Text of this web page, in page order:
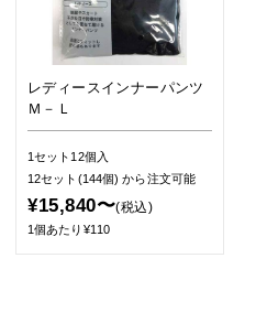
レディースインナーパンツ
Ｍ－Ｌ
1セット12個入
12セット(144個)から注文可能
¥15,840〜(税込)
1個あたり¥110